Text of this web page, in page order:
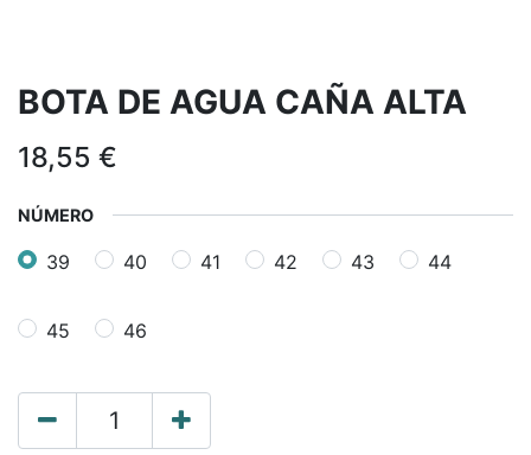
BOTA DE AGUA CAÑA ALTA
18,55 €
NÚMERO
39 40 41 42 43 44
45 46